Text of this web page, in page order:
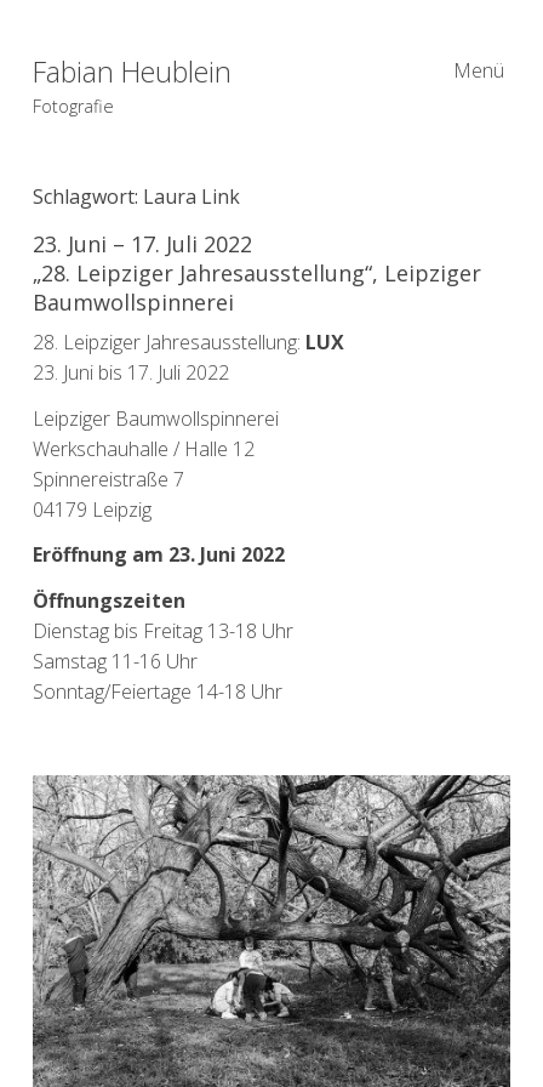
Fabian Heublein
Fotografie
Menü
Schlagwort: Laura Link
23. Juni – 17. Juli 2022
„28. Leipziger Jahresausstellung“, Leipziger
Baumwollspinnerei
28. Leipziger Jahresausstellung: LUX
23. Juni bis 17. Juli 2022
Leipziger Baumwollspinnerei
Werkschauhalle / Halle 12
Spinnereistraße 7
04179 Leipzig
Eröffnung am 23. Juni 2022
Öffnungszeiten
Dienstag bis Freitag 13-18 Uhr
Samstag 11-16 Uhr
Sonntag/Feiertage 14-18 Uhr